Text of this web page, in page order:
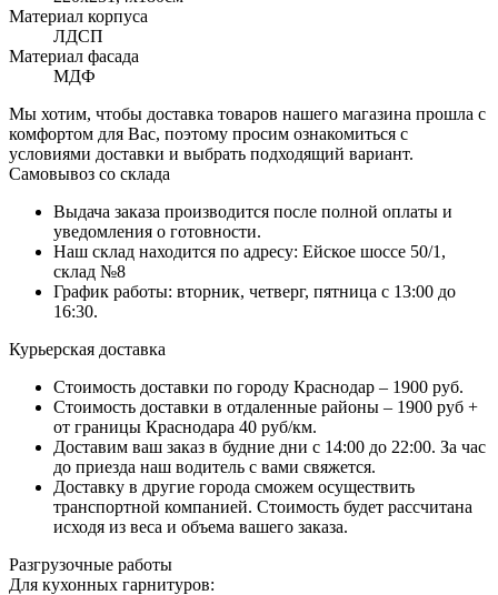
Материал корпуса
ЛДСП
Материал фасада
МДФ
Мы хотим, чтобы доставка товаров нашего магазина прошла с
комфортом для Вас, поэтому просим ознакомиться с
условиями доставки и выбрать подходящий вариант.
Самовывоз со склада
Выдача заказа производится после полной оплаты и
уведомления о готовности.
Наш склад находится по адресу: Ейское шоссе 50/1,
склад №8
График работы: вторник, четверг, пятница с 13:00 до
16:30.
Курьерская доставка
Стоимость доставки по городу Краснодар – 1900 руб.
Стоимость доставки в отдаленные районы – 1900 руб +
от границы Краснодара 40 руб/км.
Доставим ваш заказ в будние дни с 14:00 до 22:00. За час
до приезда наш водитель с вами свяжется.
Доставку в другие города сможем осуществить
транспортной компанией. Стоимость будет рассчитана
исходя из веса и объема вашего заказа.
Разгрузочные работы
Для кухонных гарнитуров: